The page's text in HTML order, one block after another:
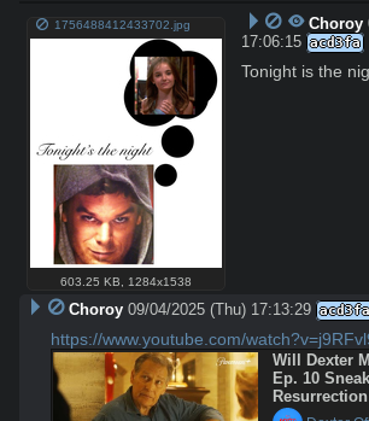
1756488412433702.jpg
603.25 KB 1284x1538
Choroy
17:06:15 acd3fa
Tonight is the
Choroy 09/04/2025 (Thu) 17:13:29 acd3fa
https://www.youtube.com/
Will Dexter
Ep. 10
Resurrection